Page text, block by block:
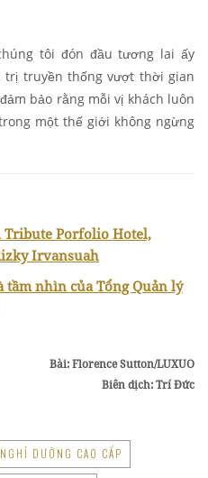
tôi đón đầu tương lai ấy
trị truyền thống vượt thời gian
bảo rằng mỗi vị khách luôn
một thế giới không ngừng
Tribute Porfolio Hotel,
Irvansuah
tầm nhìn của Tổng Quản lý
Bài: Florence Sutton/LUXUO
Biên dịch: Trí Đức
DƯỠNG CAO CẤP